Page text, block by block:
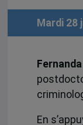
Mardi 28
En